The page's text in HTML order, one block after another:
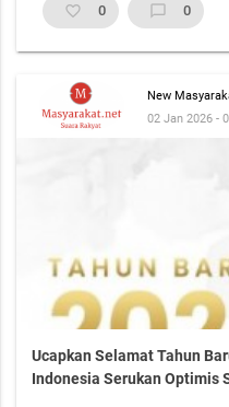
favorite_border 0 chat_bubble_outline 0
New
02 Jan 2026 -
Ucapkan Selamat Tahun
Indonesia Serukan Optimis